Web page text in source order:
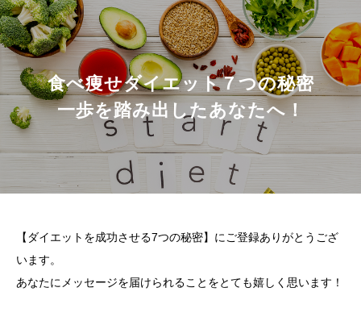
食べ痩せダイエット７つの秘密
一歩を踏み出したあなたへ！
【ダイエットを成功させる7つの秘密】にご登録ありがとうござ
います。
あなたにメッセージを届けられることをとても嬉しく思います！